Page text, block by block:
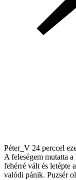
Péter_V 24 perccel
A feleségem mutatta
fehérré vált és letépte
valódi pánik. Puzsér